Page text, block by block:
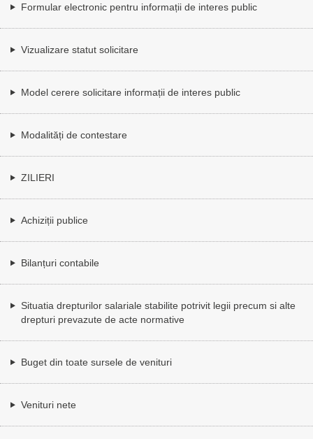
Formular electronic pentru informații de interes public
Vizualizare statut solicitare
Model cerere solicitare informații de interes public
Modalități de contestare
ZILIERI
Achiziții publice
Bilanțuri contabile
Situatia drepturilor salariale stabilite potrivit legii precum si alte
drepturi prevazute de acte normative
Buget din toate sursele de venituri
Venituri nete